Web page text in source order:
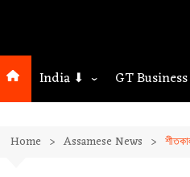
India ⬇ GT Business
Home Assamese News